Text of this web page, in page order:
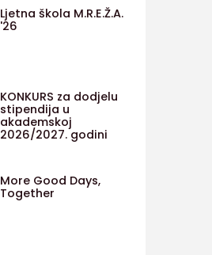
Ljetna škola M.R.E.Ž.A.
'26
KONKURS za dodjelu
stipendija u
akademskoj
2026/2027. godini
More Good Days,
Together